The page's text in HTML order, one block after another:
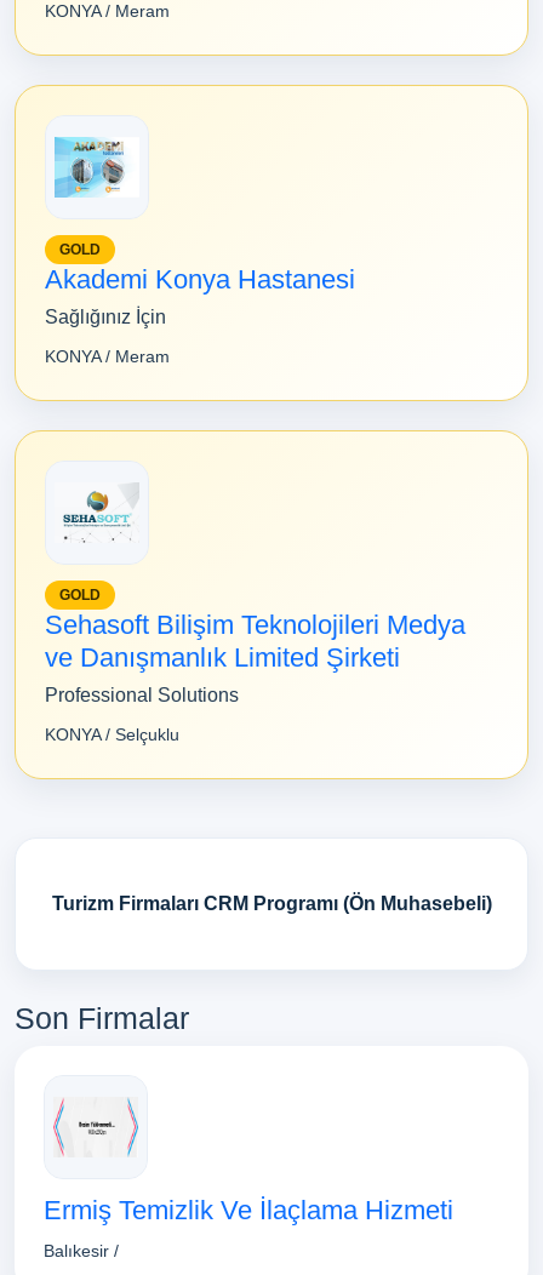
KONYA / Meram
GOLD
Akademi Konya Hastanesi
Sağlığınız İçin
KONYA / Meram
GOLD
Sehasoft Bilişim Teknolojileri Medya
ve Danışmanlık Limited Şirketi
Professional Solutions
KONYA / Selçuklu
Turizm Firmaları CRM Programı (Ön Muhasebeli)
Son Firmalar
Ermiş Temizlik Ve İlaçlama Hizmeti
Balıkesir /